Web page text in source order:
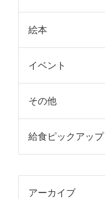
絵本
イベント
その他
給食ピックアップ
アーカイブ